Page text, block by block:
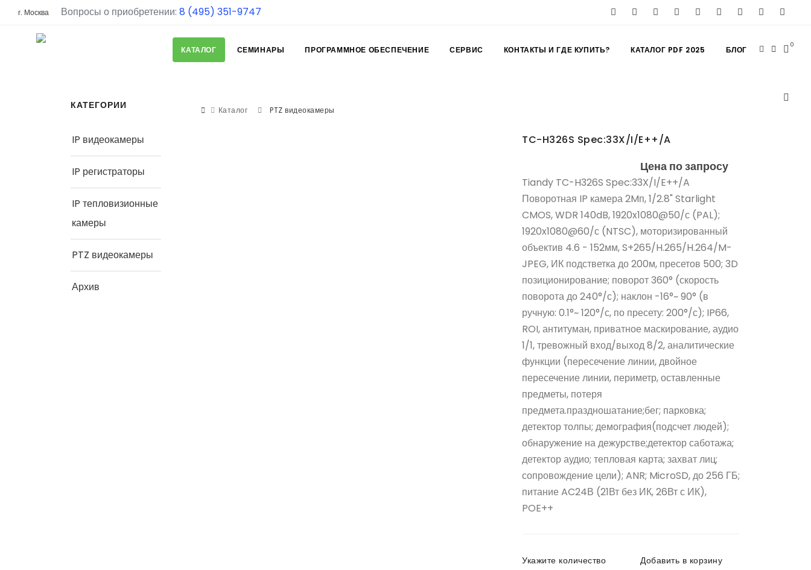
г. Москва Вопросы о приобретении: 8 (495) 351-9747
0
КАТАЛОГ СЕМИНАРЫ ПРОГРАММНОЕ ОБЕСПЕЧЕНИЕ СЕРВИС КОНТАКТЫ И ГДЕ КУПИТЬ? КАТАЛОГ PDF 2025 БЛОГ
Каталог PTZ видеокамеры
TC-H326S Spec:33X/I/E++/A
Цена по запросу
Tiandy TC-H326S Spec:33X/I/E++/A
Поворотная IP камера 2Mп, 1/2.8" Starlight
CMOS, WDR 140dB, 1920x1080@50/с (PAL);
1920x1080@60/с (NTSC), моторизированный
объектив 4.6 - 152мм, S+265/H.265/H.264/M-
JPEG, ИК подстветка до 200м, пресетов 500; 3D
позиционирование; поворот 360° (скорость
поворота до 240°/с); наклон -16°~ 90° (в
ручную: 0.1°~ 120°/с, по пресету: 200°/с); IP66,
ROI, антитуман, приватное маскирование, аудио
1/1, тревожный вход/выход 8/2, аналитические
функции (пересечение линии, двойное
пересечение линии, периметр, оставленные
предметы, потеря
предмета.праздношатание;бег; парковка;
детектор толпы; демография(подсчет людей);
обнаружение на дежурстве;детектор саботажа;
детектор аудио; тепловая карта; захват лиц;
сопровождение цели); ANR; MicroSD, до 256 ГБ;
питание AC24В (21Вт без ИК, 26Вт с ИК),
POE++
Укажите количество Добавить в корзину
КАТЕГОРИИ
IP видеокамеры
IP регистраторы
IP тепловизионные
камеры
PTZ видеокамеры
Архив